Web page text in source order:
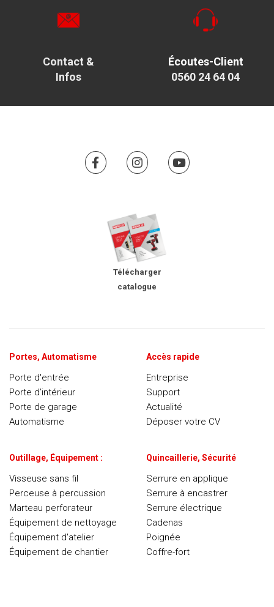
Contact &
Infos
Écoutes-Client
0560 24 64 04
Télécharger
catalogue
Portes, Automatisme
Porte d'entrée
Porte d’intérieur
Porte de garage
Automatisme
Accès rapide
Entreprise
Support
Actualité
Déposer votre CV
Outillage, Équipement :
Visseuse sans fil
Perceuse à percussion
Marteau perforateur
Équipement de nettoyage
Équipement d'atelier
Équipement de chantier
Quincaillerie, Sécurité
Serrure en applique
Serrure à encastrer
Serrure électrique
Cadenas
Poignée
Coffre-fort